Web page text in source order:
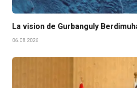
La vision de Gurbanguly
06.08.2026